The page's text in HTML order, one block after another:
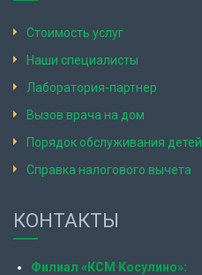
Стоимость услуг
Наши специалисты
Лаборатория-партнер
Вызов врача на дом
Порядок обслуживания детей
Справка налогового вычета
КОНТАКТЫ
Филиал «КСМ Косулино»: